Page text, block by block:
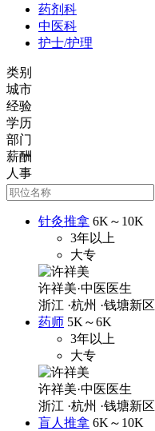
药剂科
中医科
护士/护理
类别
城市
经验
学历
部门
薪酬
人事
针灸推拿 6K～10K
3年以上
大专
许祥美·中医医生
浙江 ·杭州 ·钱塘新区
药师 5K～6K
3年以上
大专
许祥美·中医医生
浙江 ·杭州 ·钱塘新区
盲人推拿 6K～10K